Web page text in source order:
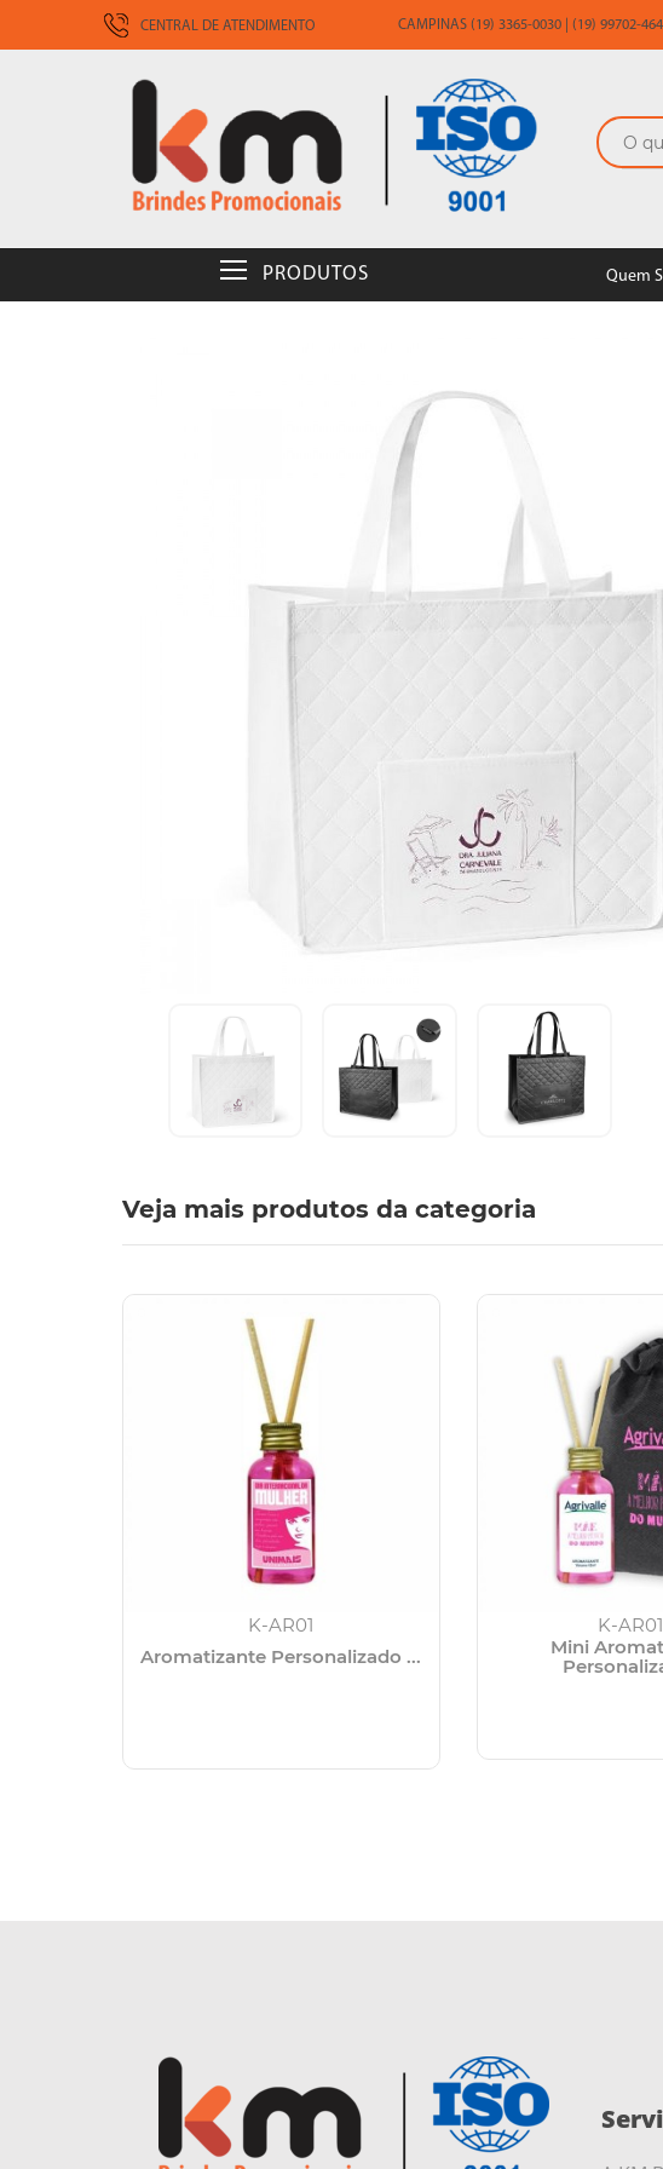
CENTRAL DE ATENDIMENTO CAMPINAS (19) 3365-0030 | (19) 99702-
PRODUTOS Quem
Veja mais produtos da categoria
K-AR01
Aromatizante Personalizado ...
K-
Mini